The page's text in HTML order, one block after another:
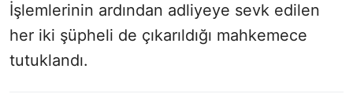
İşlemlerinin ardından adliyeye sevk edilen
her iki şüpheli de çıkarıldığı mahkemece
tutuklandı.